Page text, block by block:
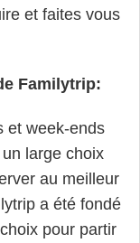
et faites vous
Familytrip:
et week-ends
large choix
au meilleur
a été fondé
pour partir